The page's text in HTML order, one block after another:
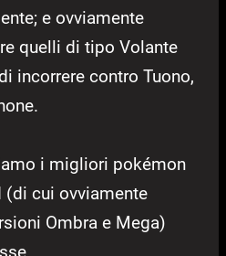
e ovviamente
quelli di tipo Volante
incorrere contro Tuono,
i migliori pokémon
(di cui ovviamente
Ombra e Mega)